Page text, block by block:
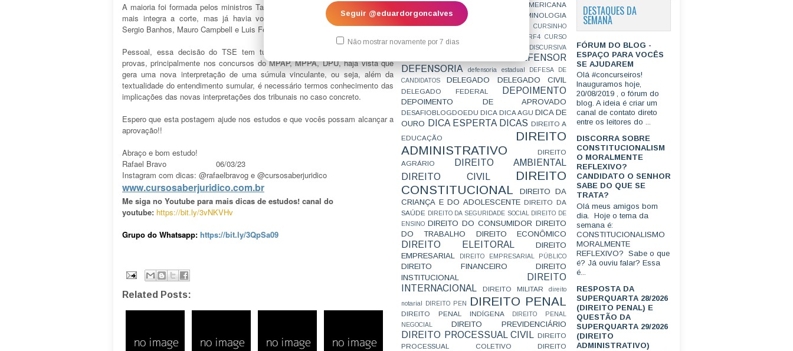
Seguir @eduardorgoncalves
Não mostrar novamente por 7 dias
A maioria foi formada pelos ministros Tarcísio de Vieira de Carvalho (que não
mais integra a corte, mas já havia votado quando iniciado o julgamento),
Sergio Banhos, Mauro Campbell e Luis Felipe Salomão.
Pessoal, essa decisão do TSE tem tudo para ser cobrado nas próximas
provas, principalmente nos concursos do MPAP, MPPA, DPU, haja vista que
gera uma nova interpretação de uma súmula vinculante, ou seja, além da
textualidade do entendimento sumular, é necessário termos conhecimento das
implicações das novas interpretações dos tribunais no caso concreto.
Espero que esta postagem ajude nos estudos e que vocês possam alcançar a
aprovação!!
Abraço e bom estudo!
Rafael Bravo 06/03/23
Instagram com dicas: @rafaelbravog e @cursosaberjuridico
www.cursosaberjuridico.com.br
Me siga no Youtube para mais dicas de estudos! canal do
youtube: https://bit.ly/3vNKVHv
Grupo do Whatsapp: https://bit.ly/3QpSa09
Related Posts:
CORTE INTERAMERICANA
CPC2015
CPI
CRIMINOLOGIA
CRONOGRAMA
CTB CURSINHO
CURSO ESTUDO DE CASO - TRF4
CURSO
PARA A SUBJETIVA
CURSO PROVA DISCURSIVA
DEFENSOR
DEFENSORIA
defensoria estadual
DEFESA DE
CANDIDATOS
DELEGADO DELEGADO CIVIL
DELEGADO FEDERAL DEPOIMENTO
DEPOIMENTO DE APROVADO
DESAFIOBLOGDOEDU DICA DICA AGU DICA DE
OURO DICA ESPERTA DICAS DIREITO A
EDUCAÇÃO
DIREITO
ADMINISTRATIVO
DIREITO
AGRÁRIO
DIREITO AMBIENTAL
DIREITO CIVIL
DIREITO
CONSTITUCIONAL
DIREITO DA
CRIANÇA E DO ADOLESCENTE DIREITO DA
SAÚDE
DIREITO DA SEGURIDADE SOCIAL
DIREITO DE
ENSINO DIREITO DO CONSUMIDOR DIREITO
DO TRABALHO
DIREITO ECONÔMICO
DIREITO ELEITORAL
DIREITO
EMPRESARIAL
DIREITO EMPRESARIAL PÚBLICO
DIREITO FINANCEIRO
DIREITO
INSTITUCIONAL
DIREITO
INTERNACIONAL
DIREITO MILITAR direito
notarial DIREITO PEN DIREITO PENAL
DIREITO PENAL INDÍGENA
DIREITO PENAL
NEGOCIAL
DIREITO PREVIDENCIÁRIO
DIREITO PROCESSUAL CIVIL
DIREITO
PROCESSUAL COLETIVO
DIREITO
DESTAQUES DA
SEMANA
FÓRUM DO BLOG -
ESPAÇO PARA VOCÊS
SE AJUDAREM
Olá #concurseiros!
Inauguramos hoje,
20/08/2019 , o fórum do
blog. A ideia é criar um
canal de contato direto
entre os leitores do ...
DISCORRA SOBRE
CONSTITUCIONALISM
O MORALMENTE
REFLEXIVO?
CANDIDATO O SENHOR
SABE DO QUE SE
TRATA?
Olá meus amigos bom
dia. Hoje o tema da
semana é:
CONSTITUCIONALISMO
MORALMENTE
REFLEXIVO? Sabe o que
é? Já ouviu falar? Essa
é...
RESPOSTA DA
SUPERQUARTA 28/2026
(DIREITO PENAL) E
QUESTÃO DA
SUPERQUARTA 29/2026
(DIREITO
ADMINISTRATIVO)